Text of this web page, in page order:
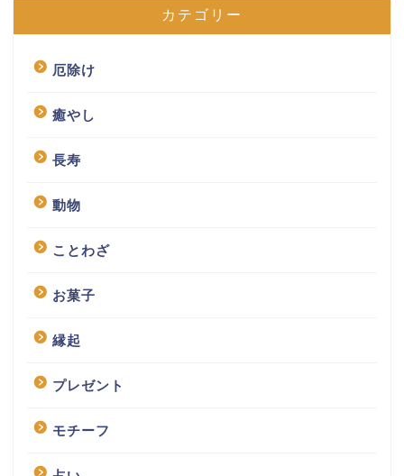
カテゴリー
厄除け
癒やし
長寿
動物
ことわざ
お菓子
縁起
プレゼント
モチーフ